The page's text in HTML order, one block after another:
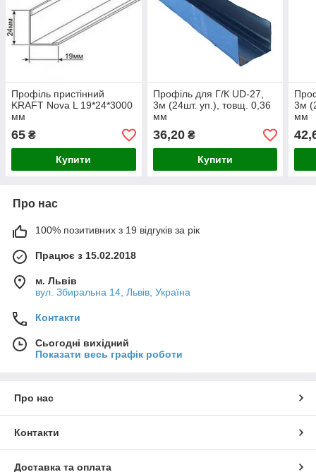
Профіль пристінний
KRAFT Nova L 19*24*3000
мм
65 ₴
Купити
Профіль для Г/К UD-27,
3м (24шт. уп.), товщ. 0,36
мм
36,20₴
Купити
3м
мм
Про нас
100% позитивних з 19 відгуків за рік
Працює з 15.02.2018
м. Львів
вул. Збиральна 14, Львів, Україна
Контакти
Сьогодні вихідний
Показати весь графік роботи
Про нас
Контакти
Доставка та оплата